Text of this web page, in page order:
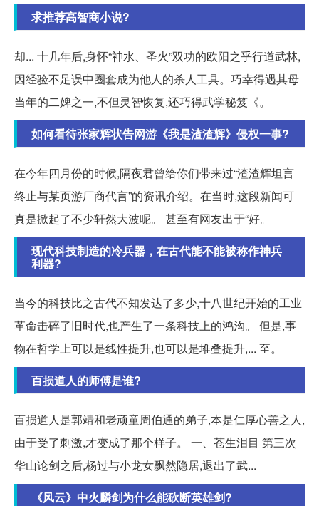
求推荐高智商小说?
却... 十几年后,身怀“神水、圣火”双功的欧阳之乎行道武林,
因经验不足误中圈套成为他人的杀人工具。巧幸得遇其母
当年的二婢之一,不但灵智恢复,还巧得武学秘笈《。
如何看待张家辉状告网游《我是渣渣辉》侵权一事?
在今年四月份的时候,隔夜君曾给你们带来过“渣渣辉坦言
终止与某页游厂商代言”的资讯介绍。在当时,这段新闻可
真是掀起了不少轩然大波呢。 甚至有网友出于“好。
现代科技制造的冷兵器，在古代能不能被称作神兵
利器?
当今的科技比之古代不知发达了多少,十八世纪开始的工业
革命击碎了旧时代,也产生了一条科技上的鸿沟。 但是,事
物在哲学上可以是线性提升,也可以是堆叠提升,... 至。
百损道人的师傅是谁?
百损道人是郭靖和老顽童周伯通的弟子,本是仁厚心善之人,
由于受了刺激,才变成了那个样子。 一、苍生泪目 第三次
华山论剑之后,杨过与小龙女飘然隐居,退出了武...
《风云》中火麟剑为什么能砍断英雄剑?